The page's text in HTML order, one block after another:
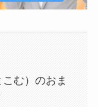
む）のおま